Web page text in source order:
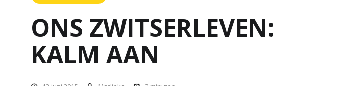
ONS ZWITSERLEVEN:
KALM AAN